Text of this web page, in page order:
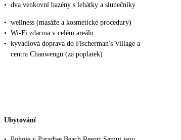
• dva venkovní bazény s lehátky a slunečníky
• wellness (masáže a kosmetické procedury)
• Wi-Fi zdarma v celém areálu
• kyvadlová doprava do Fischerman's Village a
centra Chanwengu (za poplatek)
Ubytování